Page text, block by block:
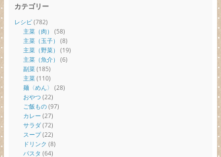
カテゴリー
レシピ(782)
主菜（肉） (58)
主菜（玉子） (8)
主菜（野菜） (19)
主菜（魚介） (6)
副菜(185)
主菜(110)
麺〈めん〉 (28)
おやつ (22)
ご飯もの(97)
カレー (27)
サラダ(72)
スープ(22)
ドリンク (8)
パスタ (64)